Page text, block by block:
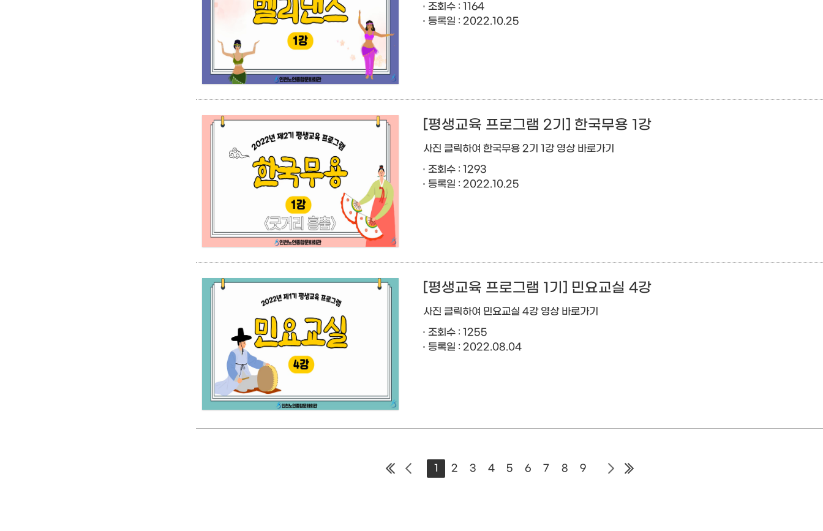
조회수 : 1164
등록일 : 2022.10.25
[평생교육 프로그램 2기] 한국무용 1강
사진 클릭하여 한국무용 2기 1강 영상 바로가기
조회수 : 1293
등록일 : 2022.10.25
[평생교육 프로그램 1기] 민요교실 4강
사진 클릭하여 민요교실 4강 영상 바로가기
조회수 : 1255
등록일 : 2022.08.04
1 2 3 4 5 6 7 8 9